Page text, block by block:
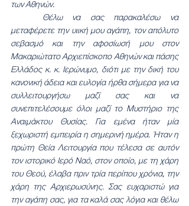
των Αθηνών.
μεταφέρετε την υιική μου αγάπη, τον απόλυτο
σεβασμό και την αφοσίωσή μου στον
Μακαριώτατο Αρχιεπίσκοπο Αθηνών και πάσης
Ελλάδος κ. κ. Ιερώνυμο, διότι με την δική του
κανονική άδεια και ευλογία ήρθα σήμερα για να
συλλειτουργήσω μαζί σας και να
συνεπιτελέσουμε όλοι μαζί το Μυστήριο της
Αναιμάκτου Θυσίας. Για εμένα ήταν μία
ξεχωριστή εμπειρία η σημερινή ημέρα. Ήταν η
πρώτη Θεία Λειτουργία που τέλεσα σε αυτόν
τον ιστορικό Ιερό Ναό, στον οποίο, με τη χάρη
του Θεού, έλαβα πριν τρία περίπου χρόνια, την
χάρη της Αρχιερωσύνης. Σας ευχαριστώ για
την αγάπη σας, για τα καλά σας λόγια και θέλω